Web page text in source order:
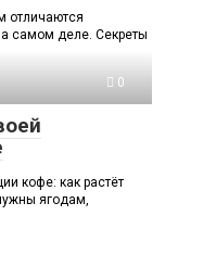
отличаются
самом деле. Секреты
0
кофе: как растёт
ягодам,